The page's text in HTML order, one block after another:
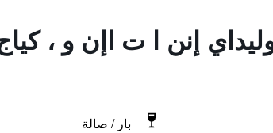
إنن ا ت اإن و ،
بار / صالة